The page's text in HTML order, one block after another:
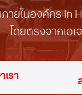
ายในองค์กร In
โดยตรงจากเอเ
เรา